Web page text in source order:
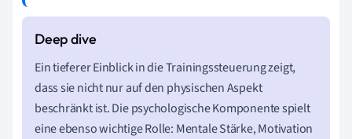
Ein tieferer Einblick in die Trainingssteuerung zeigt,
dass sie nicht nur auf den physischen Aspekt
beschränkt ist. Die psychologische Komponente spielt
eine ebenso wichtige Rolle: Mentale Stärke, Motivation